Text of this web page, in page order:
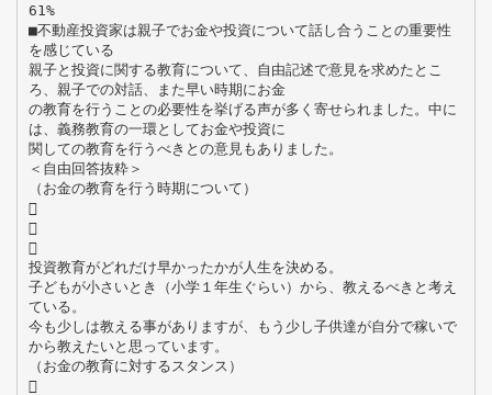
61%
■不動産投資家は親子でお金や投資について話し合うことの重要性
を感じている
親子と投資に関する教育について、自由記述で意見を求めたとこ
ろ、親子での対話、また早い時期にお金
の教育を行うことの必要性を挙げる声が多く寄せられました。中に
は、義務教育の一環としてお金や投資に
関しての教育を行うべきとの意見もありました。
＜自由回答抜粋＞
（お金の教育を行う時期について）



投資教育がどれだけ早かったかが人生を決める。
子どもが小さいとき（小学１年生ぐらい）から、教えるべきと考え
ている。
今も少しは教える事がありますが、もう少し子供達が自分で稼いで
から教えたいと思っています。
（お金の教育に対するスタンス）
